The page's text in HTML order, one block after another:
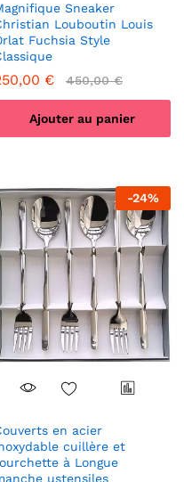
Sneaker
Louboutin Louis
Fuchsia Style
€ 450,00€
Ajouter au panier
-24%
en acier
cuillère et
à Longue
ustensiles